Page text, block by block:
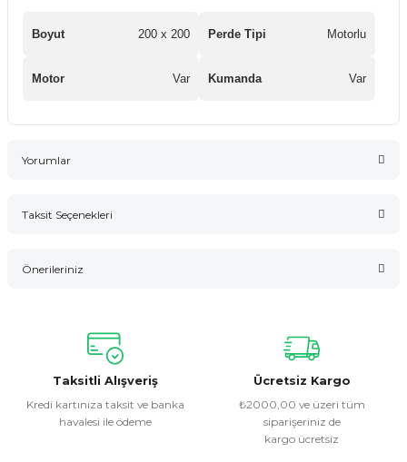
Boyut 200 x 200 Perde Tipi Motorlu
Motor Var Kumanda Var
Yorumlar
Taksit Seçenekleri
Önerileriniz
konularda yetersiz gördüğünüz noktaları öneri formunu
kullanarak tarafımıza iletebilirsiniz.
Görüş ve önerileriniz için teşekkür ederiz.
Ürün resmi kalitesiz, bozuk veya görüntülenemiyor.
Taksitli Alışveriş
Kredi kartınıza taksit ve banka
havalesi ile ödeme
Ücretsiz Kargo
₺2000,00 ve üzeri tüm
siparişeriniz de
kargo ücretsiz